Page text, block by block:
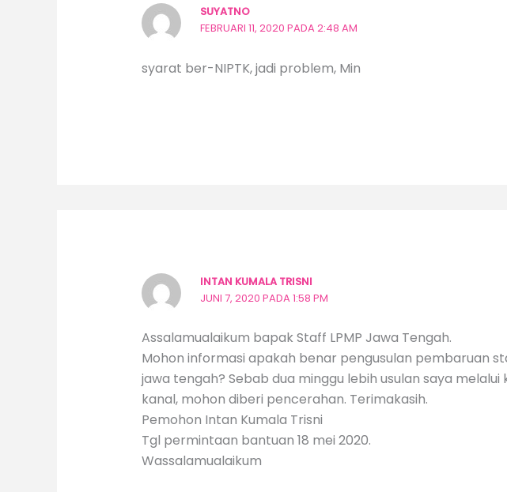
SUYATNO
FEBRUARI 11, 2020 PADA 2:48 AM
syarat ber-NIPTK, jadi problem, Min
INTAN KUMALA TRISNI
JUNI 7, 2020 PADA 1:58 PM
Assalamualaikum bapak Staff LPMP Jawa Tengah.
Mohon informasi apakah benar pengusulan pembaruan
jawa tengah? Sebab dua minggu lebih usulan saya
kanal, mohon diberi pencerahan. Terimakasih.
Pemohon Intan Kumala Trisni
Tgl permintaan bantuan 18 mei 2020.
Wassalamualaikum